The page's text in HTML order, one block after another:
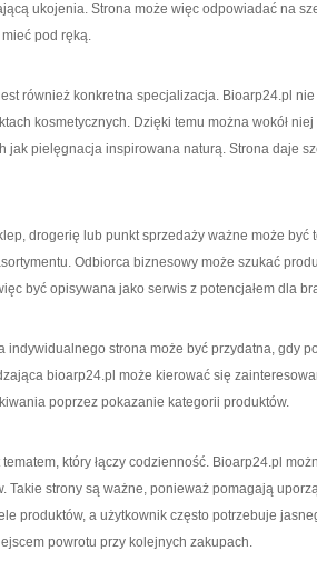
ukojenia. Strona może więc odpowiadać na
pod ręką.
również konkretna specjalizacja. Bioarp24.pl
kosmetycznych. Dzięki temu można wokół
jak pielęgnacja inspirowana naturą. Strona daje
drogerię lub punkt sprzedaży ważne może być
Odbiorca biznesowy może szukać
być opisywana jako serwis z potencjałem dla
indywidualnego strona może być przydatna, gdy
bioarp24.pl może kierować się
poprzez pokazanie kategorii produktów.
który łączy codzienność. Bioarp24.pl
Takie strony są ważne, ponieważ pomagają
produktów, a użytkownik często potrzebuje
powrotu przy kolejnych zakupach.